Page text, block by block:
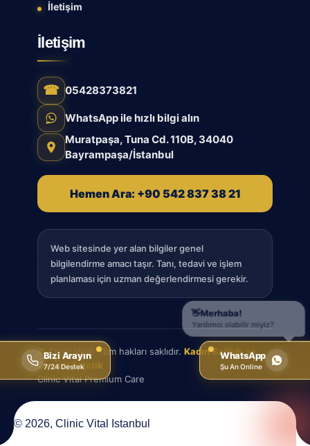
Bizi Arayın
7/24 Destek
WhatsApp
Şu An Online
İletişim
İletişim
☎ 05428373821
WhatsApp ile hızlı bilgi alın
Muratpaşa, Tuna Cd. 110B, 34040
Bayrampaşa/İstanbul
Hemen Ara: +90 542 837 38 21
Web sitesinde yer alan bilgiler genel
bilgilendirme amacı taşır. Tanı, tedavi ve işlem
planlaması için uzman değerlendirmesi gerekir.
© Clinic Vital. Tüm hakları saklıdır. Kadın Sağlığı ve
Genital Estetik
Clinic Vital Premium Care
© 2026, Clinic Vital Istanbul